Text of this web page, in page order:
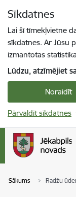
Sīkdatnes
Lai šī tīmekļvietne
sīkdatnes. Ar Jūsu
izmantotas
Lūdzu, atzīmējiet
Noraidīt
Pārvaldīt sīkdatnes
Sākums Radžu